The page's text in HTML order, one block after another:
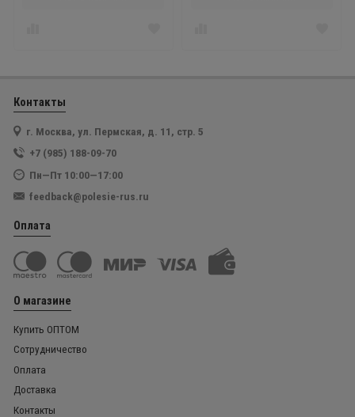
Контакты
г. Москва, ул. Пермская, д. 11, стр. 5
+7 (985) 188-09-70
Пн—Пт 10:00—17:00
feedback@polesie-rus.ru
Оплата
О магазине
Купить ОПТОМ
Сотрудничество
Оплата
Доставка
Контакты